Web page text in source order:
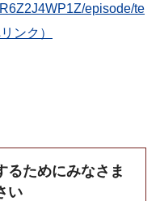
episode/te
ンク）
るためにみなさま
い